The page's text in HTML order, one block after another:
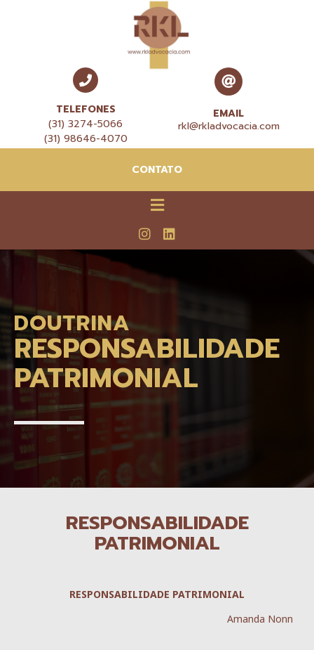
TELEFONES
(31) 3274-5066
(31) 98646-4070
EMAIL
rkl@rkladvocacia.com
CONTATO
DOUTRINA
RESPONSABILIDADE
PATRIMONIAL
RESPONSABILIDADE
PATRIMONIAL
RESPONSABILIDADE PATRIMONIAL
Amanda Nonn